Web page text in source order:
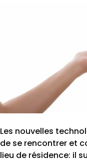
Les nouvelles
de se rencontrer et
lieu de résidence: il